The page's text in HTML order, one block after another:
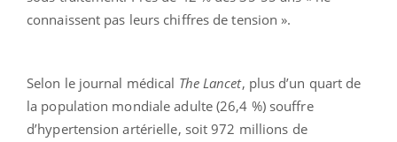
connaissent pas leurs chiffres de tension ».
Selon le journal médical The Lancet, plus d’un quart de
la population mondiale adulte (26,4 %) souffre
d’hypertension artérielle, soit 972 millions de